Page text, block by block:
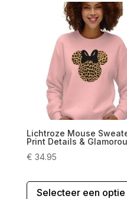
Lichtroze Mouse
Print Details &
€ 34.95
Selecteer een optie